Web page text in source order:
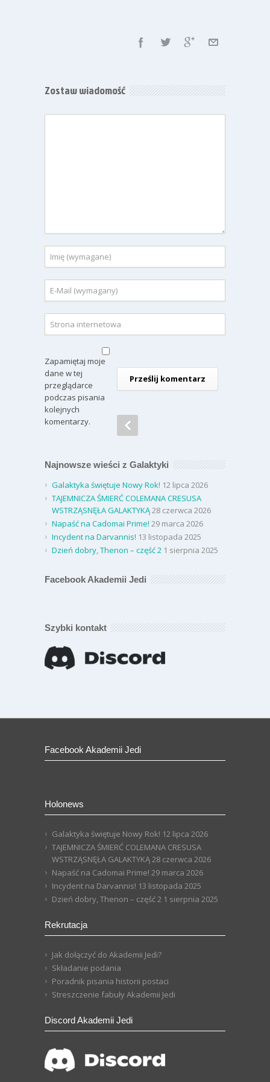
Zostaw wiadomość
Zapamiętaj moje
dane w tej
przeglądarce
podczas pisania
kolejnych
komentarzy.
Najnowsze wieści z Galaktyki
Galaktyka świętuje Nowy Rok! 12 lipca 2026
TAJEMNICZA ŚMIERĆ COLEMANA CRESUSA
WSTRZĄSNĘŁA GALAKTYKĄ28 czerwca 2026
Napaść na Cadomai Prime! 29 marca 2026
Incydent na Darvannis! 13 listopada 2025
Dzień dobry, Thenon – część 2 1 sierpnia 2025
Facebook Akademii Jedi
Szybki kontakt
Facebook Akademii Jedi
Holonews
Galaktyka świętuje Nowy Rok! 12 lipca 2026
TAJEMNICZA ŚMIERĆ COLEMANA CRESUSA
WSTRZĄSNĘŁA GALAKTYKĄ28 czerwca 2026
Napaść na Cadomai Prime! 29 marca 2026
Incydent na Darvannis! 13 listopada 2025
Dzień dobry, Thenon – część 2 1 sierpnia 2025
Rekrutacja
Jak dołączyć do Akademii Jedi?
Składanie podania
Poradnik pisania historii postaci
Streszczenie fabuły Akademii Jedi
Discord Akademii Jedi